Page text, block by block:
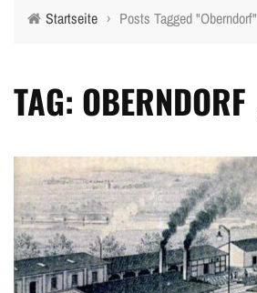
Startseite › Posts Tagged "Oberndorf"
TAG: OBERNDORF